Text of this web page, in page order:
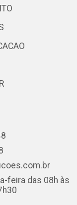
feira das 08h às